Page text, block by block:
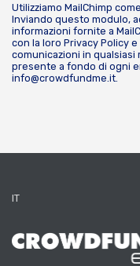
Utilizziamo MailChimp
Inviando questo modulo,
informazioni fornite a
con la loro Privacy Policy e
comunicazioni in
presente a fondo di ogni
info@crowdfundme.it
IT